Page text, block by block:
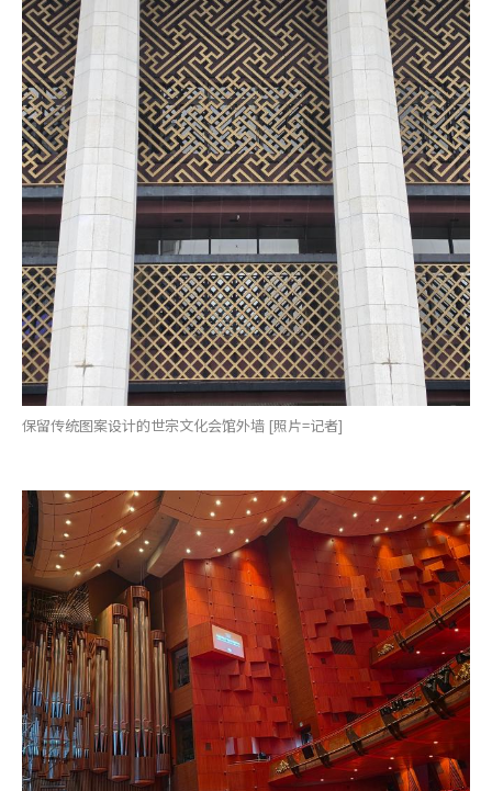
保留传统图案设计的世宗文化会馆外墙 [照片=记者]